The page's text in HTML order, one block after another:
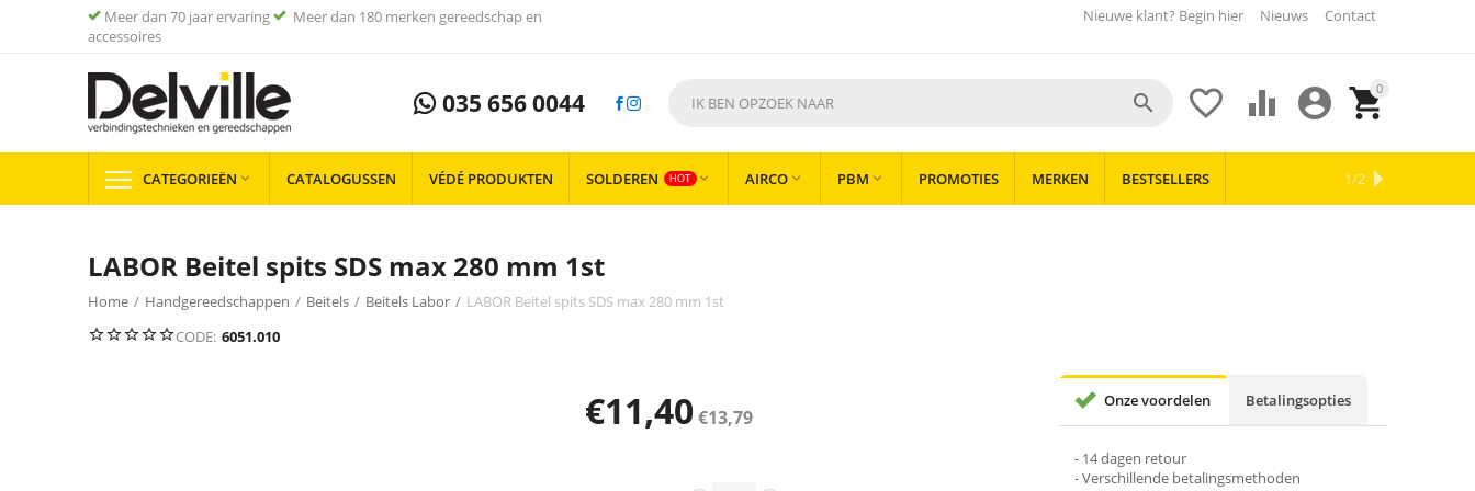
Meer dan 70 jaar ervaring
Meer dan 180 merken gereedschap en
accessoires
Nieuwe klant? Begin hier Nieuws Contact
035 656 0044 0


 

CATEGORIEËN  CATALOGUSSEN VÉDÉ PRODUKTEN SOLDEREN HOT  AIRCO  PBM  PROMOTIES MERKEN BESTSELLERS 1/2
LABOR Beitel spits SDS max 280 mm 1st
Home / Handgereedschappen / Beitels / Beitels Labor / LABOR Beitel spits SDS max 280 mm 1st
CODE: 6051.010
€11,40€13,79
Onze voordelen Betalingsopties
- 14 dagen retour
- Verschillende betalingsmethoden